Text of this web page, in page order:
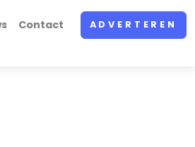
Contact ADVERTEREN